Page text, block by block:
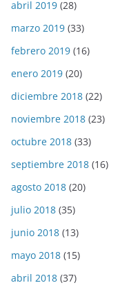
abril 2019 (28)
marzo 2019 (33)
febrero 2019 (16)
enero 2019 (20)
diciembre 2018 (22)
noviembre 2018 (23)
octubre 2018 (33)
septiembre 2018 (16)
agosto 2018 (20)
julio 2018 (35)
junio 2018 (13)
mayo 2018 (15)
abril 2018 (37)